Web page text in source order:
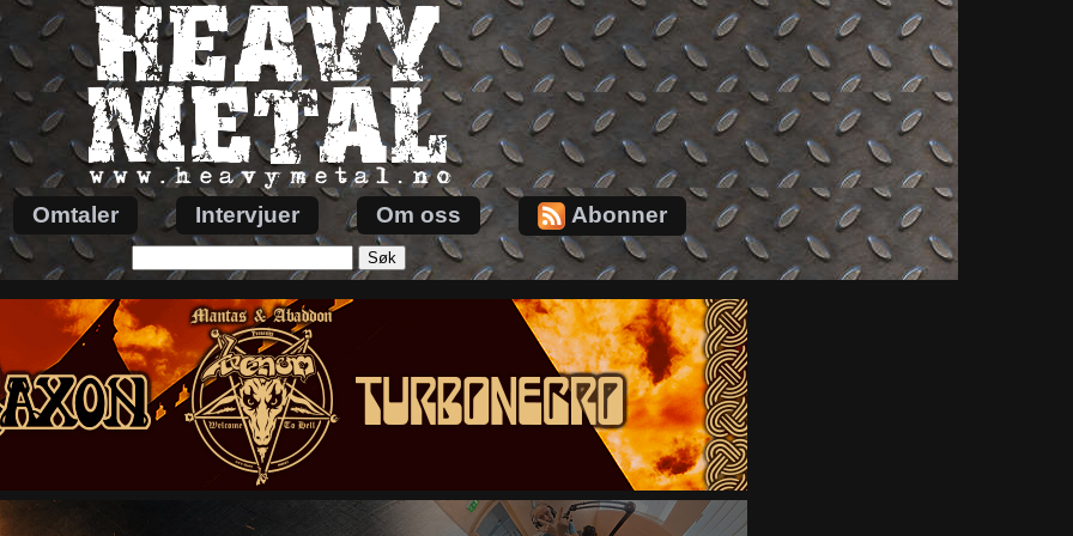
Omtaler Intervjuer Om oss Abonner
etter: